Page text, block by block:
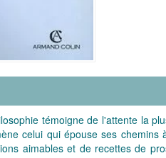
témoigne de l'attente la
celui qui épouse ses
aimables et de recettes de